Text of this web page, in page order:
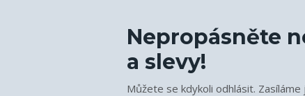
Nepropásněte
a slevy!
Můžete se kdykoli odhlásit. Zasíláme